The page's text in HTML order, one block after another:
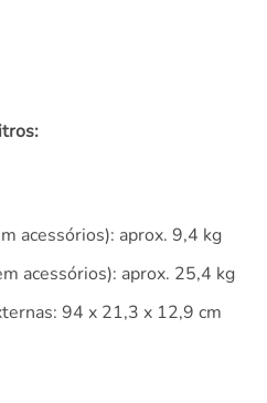
acessórios): aprox. 9,4 kg
acessórios): aprox. 25,4 kg
94 x 21,3 x 12,9 cm